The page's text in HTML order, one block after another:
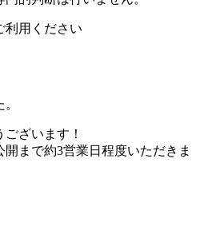
利用ください
ざいます！
まで約3営業日程度いただきま